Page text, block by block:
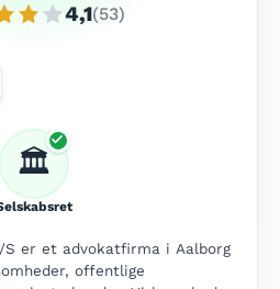
4,1(53)
🏛️
S er et advokatfirma i Aalborg
offentlige